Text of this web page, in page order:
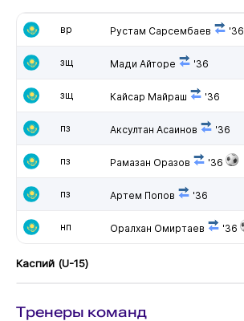
вр Рустам Сарсембаев '36
зщ Мади Айторе '36
зщ Кайсар Майраш '36
пз Аксултан Асаинов '36
пз Рамазан Оразов '36
пз Артем Попов '36
нп Оралхан Омиртаев '36
Каспий (U-15)
Тренеры команд